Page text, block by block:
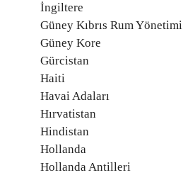
İngiltere
Güney Kıbrıs Rum Yönetimi
Güney Kore
Gürcistan
Haiti
Havai Adaları
Hırvatistan
Hindistan
Hollanda
Hollanda Antilleri